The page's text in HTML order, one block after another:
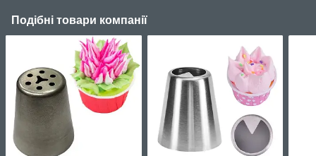
Подібні товари компанії